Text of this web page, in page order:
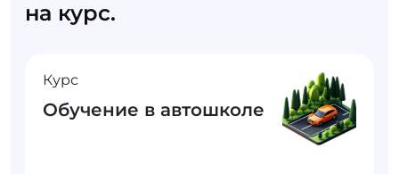
на курс.
Курс
Обучение в автошколе